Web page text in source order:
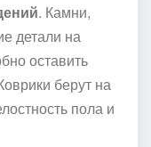
. Камни,
детали на
оставить
берут на
пола и